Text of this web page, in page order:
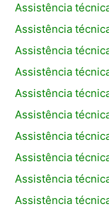
Assistência
Assistência
Assistência
Assistência
Assistência
Assistência
Assistência
Assistência
Assistência
Assistência